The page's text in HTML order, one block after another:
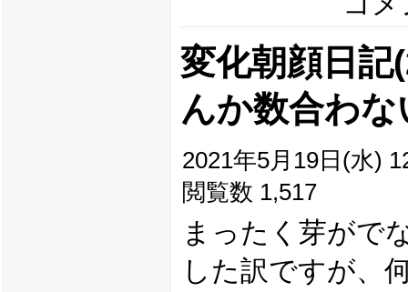
変化朝顔日記
んか数合わな
2021年5月19日(水)
閲覧数 1,517
まったく芽がで
した訳ですが、